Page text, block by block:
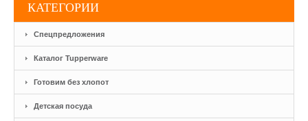
КАТЕГОРИИ
Спецпредложения
Каталог Tupperware
Готовим без хлопот
Детская посуда